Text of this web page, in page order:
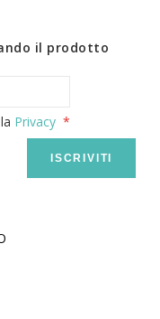
il prodotto
Privacy
ISCRIVITI